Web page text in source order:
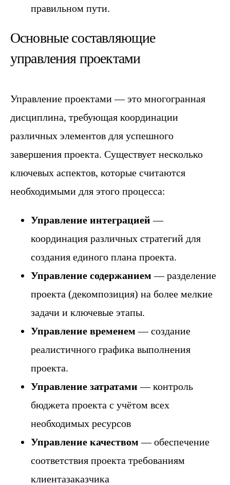
правильном пути.
Основные составляющие
управления проектами
Управление проектами — это многогранная
дисциплина, требующая координации
различных элементов для успешного
завершения проекта. Существует несколько
ключевых аспектов, которые считаются
необходимыми для этого процесса:
Управление интеграцией —
координация различных стратегий для
создания единого плана проекта.
Управление содержанием — разделение
проекта (декомпозиция) на более мелкие
задачи и ключевые этапы.
Управление временем — создание
реалистичного графика выполнения
проекта.
Управление затратами — контроль
бюджета проекта с учётом всех
необходимых ресурсов
Управление качеством — обеспечение
соответствия проекта требованиям
клиентазаказчика